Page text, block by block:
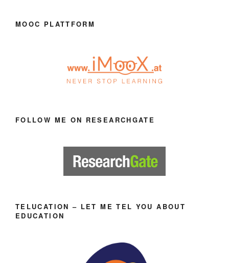
MOOC PLATTFORM
FOLLOW ME ON RESEARCHGATE
TELUCATION – LET ME TEL YOU ABOUT
EDUCATION